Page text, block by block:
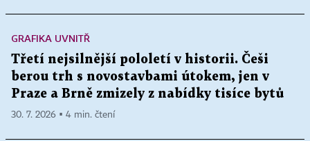
GRAFIKA UVNITŘ
Třetí nejsilnější pololetí v historii. Češi
berou trh s novostavbami útokem, jen v
Praze a Brně zmizely z nabídky tisíce bytů
30. 7. 2026 ▪ 4 min. čtení